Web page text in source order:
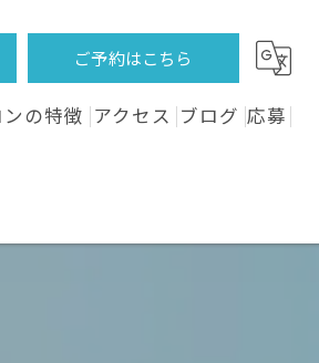
ご予約はこちら
の特徴 アクセス ブログ 応募